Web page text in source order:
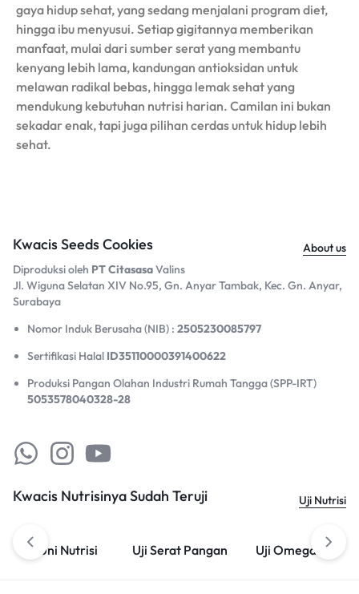
gaya hidup sehat, yang sedang menjalani program diet,
hingga ibu menyusui. Setiap gigitannya memberikan
manfaat, mulai dari sumber serat yang membantu
kenyang lebih lama, kandungan antioksidan untuk
melawan radikal bebas, hingga lemak sehat yang
mendukung kebutuhan nutrisi harian. Camilan ini bukan
sekadar enak, tapi juga pilihan cerdas untuk hidup lebih
sehat.
Kwacis Seeds Cookies
About us
Diproduksi oleh PT CitasasaValins
Jl. Wiguna Selatan XIV No.95, Gn. Anyar Tambak, Kec. Gn. Anyar,
Surabaya​
Nomor Induk Berusaha (NIB) :2505230085797
Sertifikasi Halal ID35110000391400622
Produksi Pangan Olahan Industri Rumah Tangga (SPP-IRT)
5053578040328-28
Kwacis Nutrisinya Sudah Teruji Uji Nutrisi
Uni Nutrisi Uji Serat Pangan Uji Omega 3